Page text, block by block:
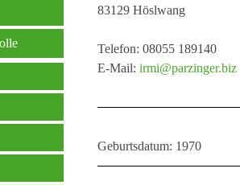
83129 Höslwang
Telefon: 08055 189140
E-Mail: irmi@parzinger.biz
Geburtsdatum: 1970